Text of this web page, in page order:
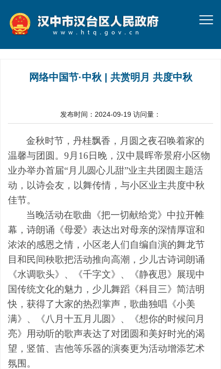
网络中国节·中秋 | 共赏明月 共度中秋
发布时间：2024-09-19 访问量：
金秋时节，丹桂飘香，月圆之夜召唤着家的
温馨与团圆。 9月16日晚，汉中晨晖帝景府小区物
业办举办首届“月儿圆心儿甜”业主共团圆主题活
动，以诗会友，以舞传情，与小区业主共度中秋
佳节。
当晚活动在歌曲《把一切献给党》中拉开帷
幕，诗朗诵《母爱》表达出对母亲的深情厚谊和
浓浓的感恩之情，小区老人们自编自演的舞龙节
目和民间秧歌把活动推向高潮，少儿古诗词朗诵
《水调歌头》、《千字文》、《静夜思》展现中
国传统文化的魅力，少儿舞蹈《科目三》简洁明
快，获得了大家的热烈掌声，歌曲独唱《小美
满》、《八月十五月儿圆》、《想你的时候问月
亮》用动听的歌声表达了对团圆和美好时光的渴
望，竖笛、吉他等乐器的演奏更为活动增添艺术
氛围。